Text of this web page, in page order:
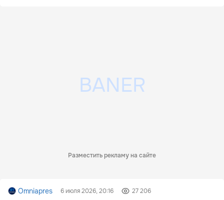
Разместить рекламу на сайте
Omniapres 6 июля 2026, 20:16 27 206